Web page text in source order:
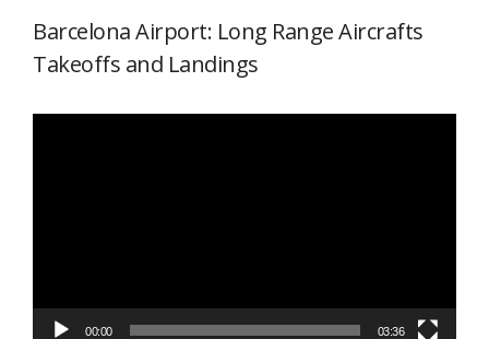
Barcelona Airport: Long Range Aircrafts
Takeoffs and Landings
00:00 03:36